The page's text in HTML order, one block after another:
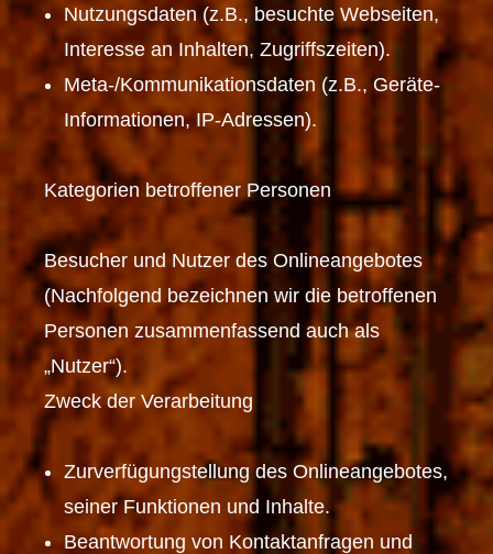
Nutzungsdaten (z.B., besuchte Webseiten,
Interesse an Inhalten, Zugriffszeiten).
Meta-/Kommunikationsdaten (z.B., Geräte-
Informationen, IP-Adressen).
Kategorien betroffener Personen
Besucher und Nutzer des Onlineangebotes
(Nachfolgend bezeichnen wir die betroffenen
Personen zusammenfassend auch als
„Nutzer“).
Zweck der Verarbeitung
Zurverfügungstellung des Onlineangebotes,
seiner Funktionen und Inhalte.
Beantwortung von Kontaktanfragen und